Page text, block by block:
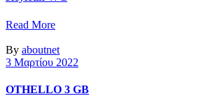
Read More
By aboutnet
3 Μαρτίου 2022
OTHELLO 3 GB